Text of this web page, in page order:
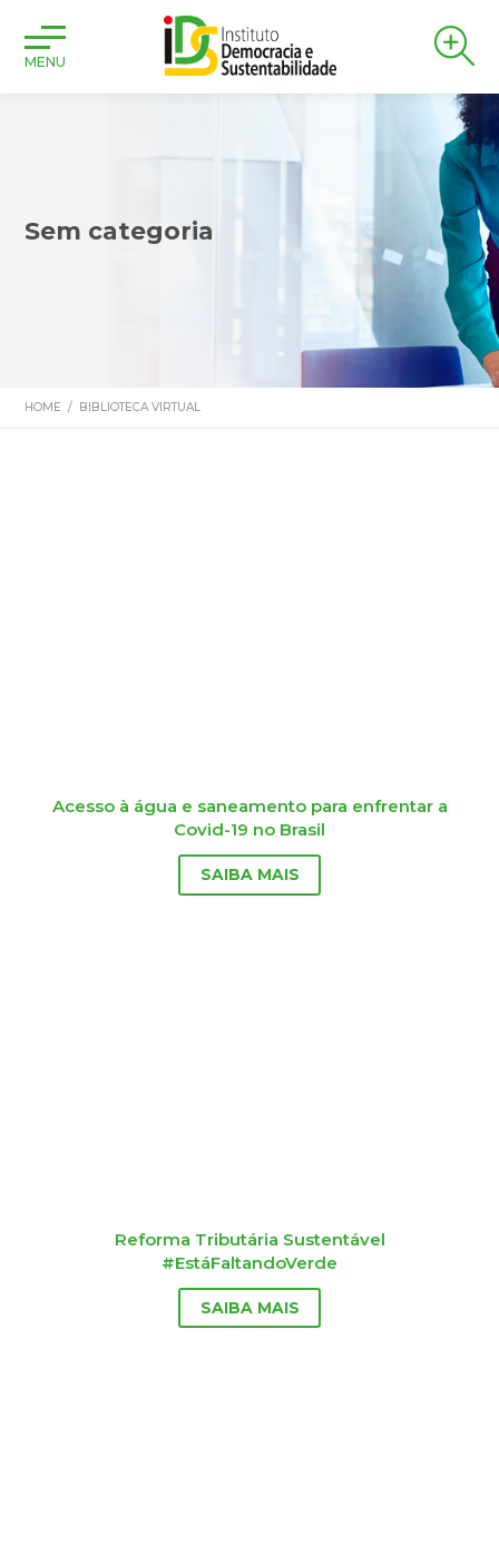
MENU
Sem categoria
HOME / BIBLIOTECA VIRTUAL
Acesso à água e saneamento para enfrentar a
Covid-19 no Brasil
SAIBA MAIS
Reforma Tributária Sustentável
#EstáFaltandoVerde
SAIBA MAIS